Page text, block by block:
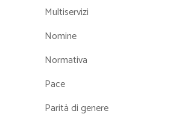
Multiservizi
Nomine
Normativa
Pace
Parità di genere